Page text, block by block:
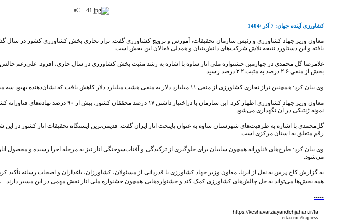
کشاورزی آینده جهان: 7 آذر /1404
معاون وزیر جهاد کشاورزی و رئیس سازمان تحقیقات، آموزش و ترویج کشاورزی گفت: تراز تجاری بخش کشاورزی کشور در سال
یافته و این دستاورد نتیجه تلاش‌ شرکت‌های دانش‌بنیان و همدلی فعالان این بخش است.
غلامرضا گل محمدی در چهارمین جشنواره ملی انار ساوه با اشاره به رشد مثبت بخش کشاورزی در سال جاری، افزود: علی‌رغم
بخش از منفی ۲.۶ درصد به مثبت ۳.۲ درصد رسید.
وی بیان کرد: همچنین تراز تجاری کشاورزی از منفی ۱۱ میلیارد دلار به منفی هشت میلیارد دلار کاهش یافت که نشان‌دهنده بهبود سه
معاون وزیر جهاد کشاورزی اظهار کرد: این سازمان با دراختیار داشتن ۱۷ درصد محققان کشور، بیش از ۹۰ درصد نهاده‌های فناورانه
نمونه ژنتیکی در آن نگهداری می‌شود.
گل‌محمدی با اشاره به ظرفیت‌های شهرستان ساوه به عنوان پایتخت انار ایران گفت: قدیمی‌ترین ایستگاه تحقیقات انار کشور در این
رقم متعلق به استان مرکزی است.
وی بیان کرد: طرح‌های فناورانه همچون سایبان برای جلوگیری از ترکیدگی و آفتاب‌سوختگی انار نیز به مرحله اجرا رسیده و محصول
می‌شود.
به گزارش کاج پرس به نقل از ایرنا، معاون وزیر جهاد کشاورزی با قدردانی از مسئولان، کشاورزان، باغداران و اصحاب رسانه
همه بخش‌ها می‌تواند به حل چالش‌های کشاورزی کمک کند و جشنواره‌هایی همچون جشنواره ملی انار نقش مهمی در این مسیر
-----
https://keshavarziayandehjahan.ir/fa
eitaa.com/kajpress